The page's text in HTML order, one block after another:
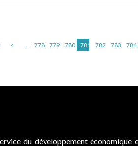
< ... 778 779 780 781 782 783 784
du développement économique